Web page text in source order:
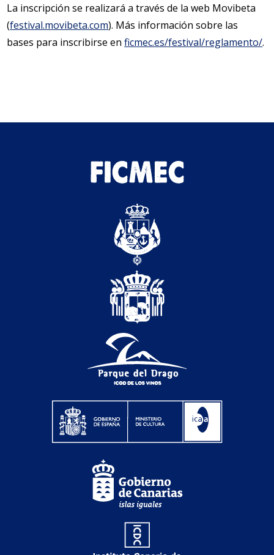
La inscripción se realizará a través de la web Movibeta
(festival.movibeta.com). Más información sobre las
bases para inscribirse enficmec.es/festival/reglamento/.